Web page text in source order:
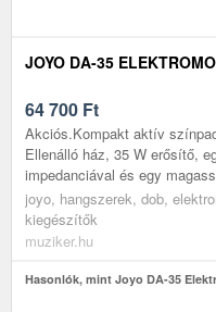
JOYO DA-35
64 700 Ft
Akciós.Kompakt aktív
Ellenálló ház, 35 W erősítő,
impedanciával és egy
joyo, hangszerek, dob,
kiegészítők
muziker.hu
Hasonlók, mint Joyo DA-35